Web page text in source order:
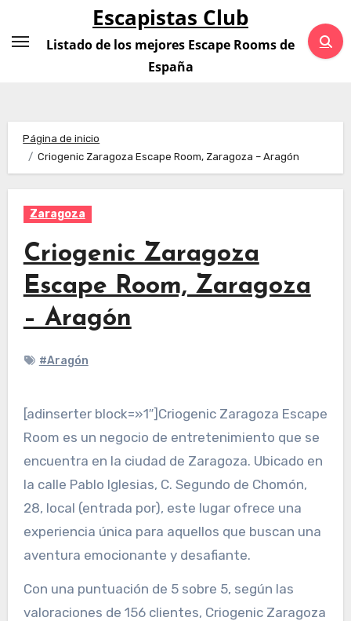
contenido
Escapistas Club
Listado de los mejores Escape Rooms de
España
Página de inicio
Criogenic Zaragoza Escape Room, Zaragoza – Aragón
Zaragoza
Criogenic Zaragoza
Escape Room, Zaragoza
– Aragón
#Aragón
[adinserter block=»1″]Criogenic Zaragoza Escape
Room es un negocio de entretenimiento que se
encuentra en la ciudad de Zaragoza. Ubicado en
la calle Pablo Iglesias, C. Segundo de Chomón,
28, local (entrada por), este lugar ofrece una
experiencia única para aquellos que buscan una
aventura emocionante y desafiante.
Con una puntuación de 5 sobre 5, según las
valoraciones de 156 clientes, Criogenic Zaragoza